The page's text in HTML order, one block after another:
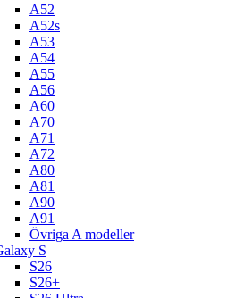
A52
A52s
A53
A54
A55
A56
A60
A70
A71
A72
A80
A81
A90
A91
Övriga A modeller
S
S26
S26+